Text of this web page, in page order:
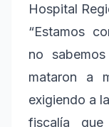
Hospital
“Estamos
no
mataron a
exigiendo a
fiscalía